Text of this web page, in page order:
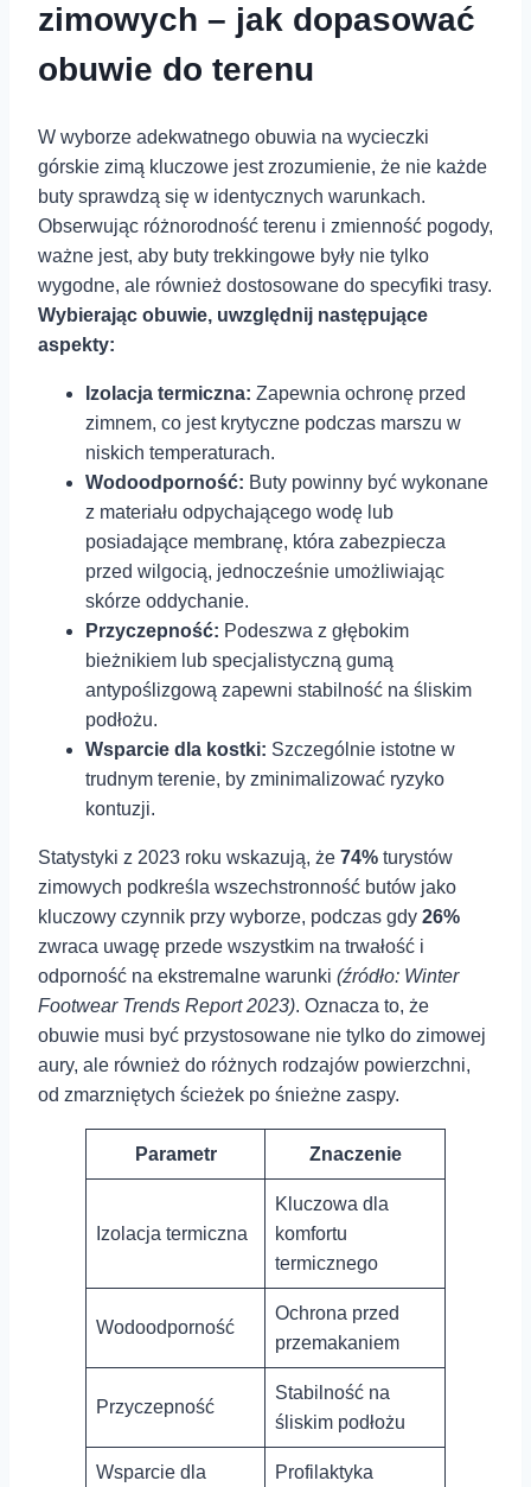
zimowych – jak dopasować
obuwie do terenu
W wyborze adekwatnego obuwia na wycieczki
górskie zimą⁢ kluczowe ⁢jest zrozumienie, że ⁣nie każde
buty‍ sprawdzą się w identycznych warunkach.
Obserwując różnorodność terenu i zmienność ‍pogody,
ważne⁢ jest, aby buty trekkingowe były nie tylko
wygodne, ale również dostosowane do specyfiki trasy.
Wybierając obuwie,⁣ uwzględnij⁢ następujące‍
aspekty:
Izolacja termiczna: Zapewnia ochronę ⁤przed
zimnem, co jest krytyczne podczas marszu w
niskich temperaturach.
Wodoodporność: Buty powinny być wykonane
z materiału odpychającego wodę lub
posiadające membranę, która zabezpiecza
przed wilgocią,⁤ jednocześnie⁢ umożliwiając
skórze oddychanie.
Przyczepność: Podeszwa z głębokim
bieżnikiem lub specjalistyczną gumą
antypoślizgową zapewni stabilność ⁢na⁢ śliskim
podłożu.
Wsparcie dla ⁢kostki: Szczególnie ⁣istotne w⁢
trudnym terenie, by zminimalizować ryzyko
kontuzji.
Statystyki z 2023 roku wskazują, że 74% turystów‍
zimowych podkreśla wszechstronność butów⁢ jako
kluczowy czynnik przy wyborze, podczas gdy 26%
zwraca uwagę przede wszystkim⁤ na trwałość i
odporność na ekstremalne warunki (źródło: Winter
Footwear Trends Report 2023). Oznacza to, że
⁤obuwie musi być przystosowane nie tylko do zimowej
aury, ale również do różnych rodzajów powierzchni,
od zmarzniętych ścieżek po śnieżne zaspy.
Parametr Znaczenie
Izolacja termiczna
Kluczowa dla
komfortu⁣
termicznego
Wodoodporność
Ochrona przed
przemakaniem
Przyczepność
Stabilność na
śliskim podłożu
Wsparcie ⁢dla
Profilaktyka